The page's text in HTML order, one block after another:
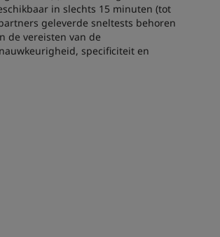
in slechts 15 minuten (tot
geleverde sneltests behoren
de vereisten van de
specificiteit en